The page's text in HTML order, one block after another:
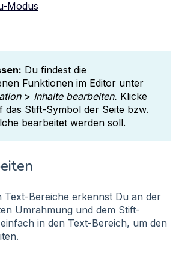
Modus
Du findest die
Funktionen im Editor unter
> Inhalte bearbeiten. Klicke
das Stift-Symbol der Seite bzw.
bearbeitet werden soll.
Text-Bereiche erkennst Du an der
Umrahmung und dem Stift-
in den Text-Bereich, um den